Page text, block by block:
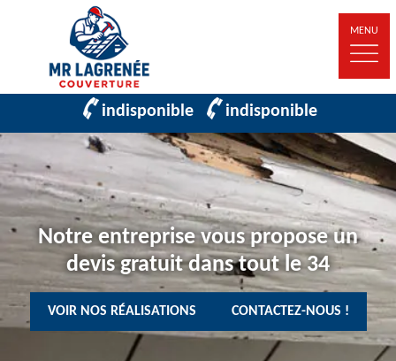
MENU
indisponible indisponible
Notre entreprise vous propose un
devis gratuit dans tout le 34
VOIR NOS RÉALISATIONS CONTACTEZ-NOUS !